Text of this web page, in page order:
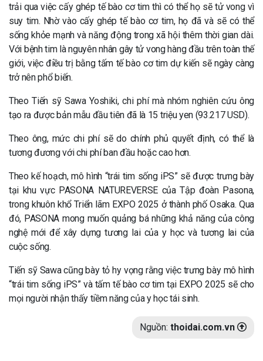
trải qua việc cấy ghép tế bào cơ tim thì có thể họ sẽ tử vong vì
suy tim. Nhờ vào cấy ghép tế bào cơ tim, họ đã và sẽ có thể
sống khỏe mạnh và năng động trong xã hội thêm thời gian dài.
Với bệnh tim là nguyên nhân gây tử vong hàng đầu trên toàn thế
giới, việc điều trị bằng tấm tế bào cơ tim dự kiến sẽ ngày càng
trở nên phổ biến.
Theo Tiến sỹ Sawa Yoshiki, chi phí mà nhóm nghiên cứu ông
tạo ra được bản mẫu đầu tiên đã là 15 triệu yen (93.217 USD).
Theo ông, mức chi phí sẽ do chính phủ quyết định, có thể là
tương đương với chi phí ban đầu hoặc cao hơn.
Theo kế hoạch, mô hình “trái tim sống iPS” sẽ được trưng bày
tại khu vực PASONA NATUREVERSE của Tập đoàn Pasona,
trong khuôn khổ Triển lãm EXPO 2025 ở thành phố Osaka. Qua
đó, PASONA mong muốn quảng bá những khả năng của công
nghệ mới để xây dựng tương lai của y học và tương lai của
cuộc sống.
Tiến sỹ Sawa cũng bày tỏ hy vọng rằng việc trưng bày mô hình
“trái tim sống iPS” và tấm tế bào cơ tim tại EXPO 2025 sẽ cho
mọi người nhận thấy tiềm năng của y học tái sinh.
Nguồn: thoidai.com.vn